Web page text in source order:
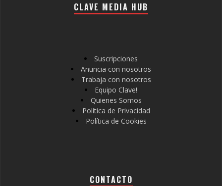
CLAVE MEDIA HUB
Suscripciones
Anuncia con nosotros
Trabaja con nosotros
Equipo Clave!
Quienes Somos
Política de Privacidad
Política de Cookies
CONTACTO